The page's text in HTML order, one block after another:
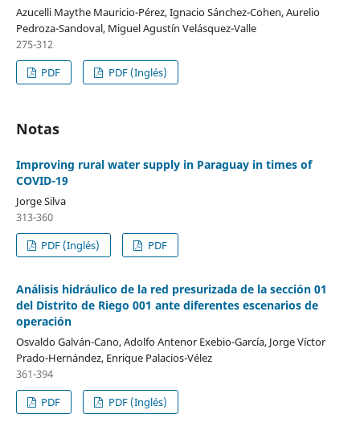
Azucelli Maythe Mauricio-Pérez, Ignacio Sánchez-Cohen, Aurelio
Pedroza-Sandoval, Miguel Agustín Velásquez-Valle
275-312
PDF
PDF (Inglés)
Notas
Improving rural water supply in Paraguay in times of
COVID-19
Jorge Silva
313-360
PDF (Inglés)
PDF
Análisis hidráulico de la red presurizada de la sección 01
del Distrito de Riego 001 ante diferentes escenarios de
operación
Osvaldo Galván-Cano, Adolfo Antenor Exebio-García, Jorge Víctor
Prado-Hernández, Enrique Palacios-Vélez
361-394
PDF
PDF (Inglés)